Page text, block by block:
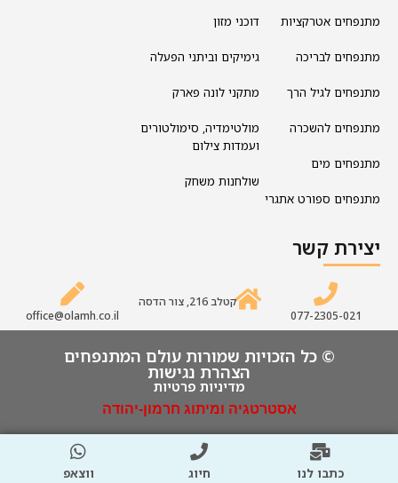
מתנפחים אטרקציות
מתנפחים לבריכה
מתנפחים לגיל הרך
מתנפחים להשכרה
מתנפחים מים
מתנפחים ספורט אתגרי
דוכני מזון
גימיקים וביתני הפעלה
מתקני לונה פארק
מולטימדיה, סימולטורים
ועמדות צילום
שולחנות משחק
יצירת קשר
077-2305-021
office@olamh.co.il
קטלב 216, צור הדסה
© כל הזכויות שמורות עולם המתנפחים
הצהרת נגישות
מדיניות פרטיות
אסטרטגיה ומיתוג חרמון-יהודה
כתבו לנו חיוג ווצאפ